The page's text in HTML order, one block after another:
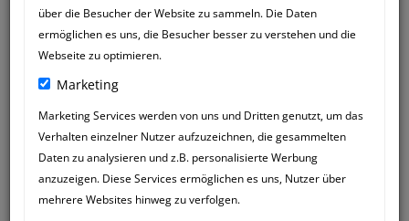
über die Besucher der Website zu sammeln. Die Daten
ermöglichen es uns, die Besucher besser zu verstehen und die
Webseite zu optimieren.
Marketing
Marketing Services werden von uns und Dritten genutzt, um das
Verhalten einzelner Nutzer aufzuzeichnen, die gesammelten
Daten zu analysieren und z.B. personalisierte Werbung
anzuzeigen. Diese Services ermöglichen es uns, Nutzer über
mehrere Websites hinweg zu verfolgen.
LARISSA FRANZEN
Sehr geehrte Frau Mössner,
Jahr altem Kater zu euch, dieser konnte
nicht mehr mit den hinterpfoten laufen.
Ich hatte Zahlreiche Tierärzte
aufgesucht keiner hat etwas gefunden,
bis wir zu Ihnen kamen und dank Ihrer